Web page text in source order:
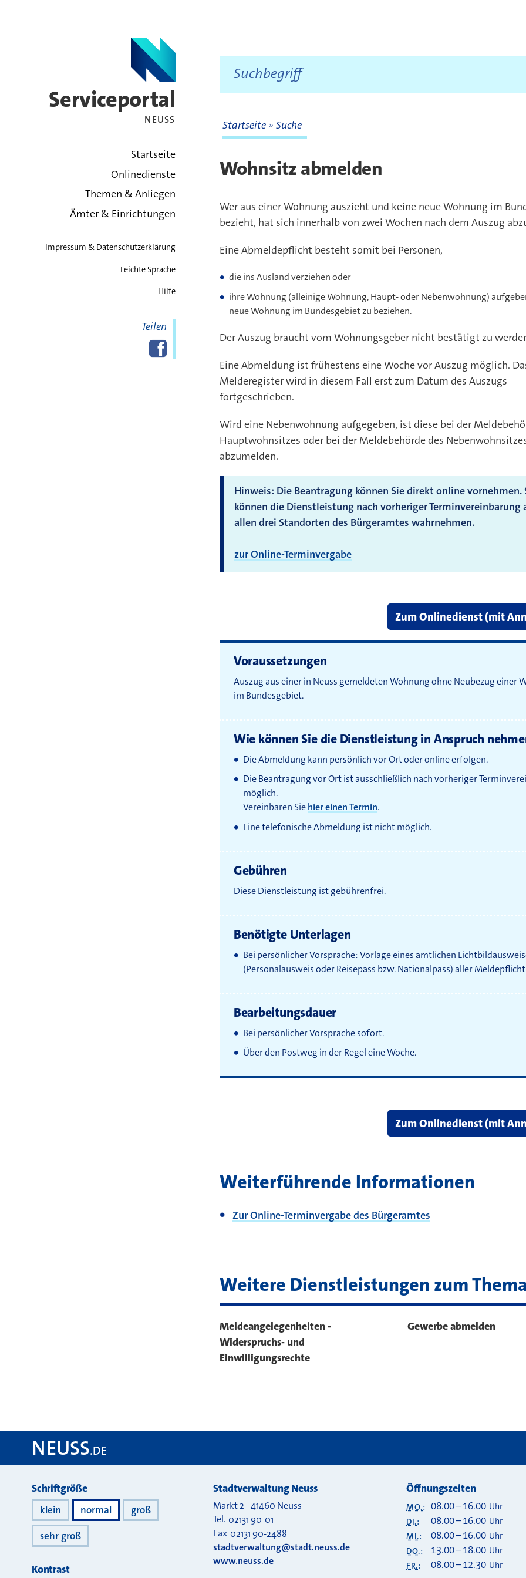
Serviceportal
NEUSS
zurück zur Startseite
Startseite
Onlinedienste
Themen & Anliegen
Ämter & Einrichtungen
Impressum & Datenschutzerklärung
Leichte Sprache
Hilfe
Teilen
Diese Seite bei
Facebook
teilen
Startseite Suche
Wohnsitz abmelden
Wer aus einer Wohnung auszieht und keine neue Wohnung im
bezieht, hat sich innerhalb von zwei Wochen nach dem Auszug
Eine Abmeldepflicht besteht somit bei Personen,
die ins Ausland verziehen oder
ihre Wohnung (alleinige Wohnung, Haupt- oder Nebenwohnung)
neue Wohnung im Bundesgebiet zu beziehen.
Der Auszug braucht vom Wohnungsgeber nicht bestätigt zu
Eine Abmeldung ist frühestens eine Woche vor Auszug möglich.
Melderegister wird in diesem Fall erst zum Datum des Auszugs
fortgeschrieben.
Wird eine Nebenwohnung aufgegeben, ist diese bei der
Hauptwohnsitzes oder bei der Meldebehörde des
abzumelden.
Hinweis: Die Beantragung können Sie direkt online vornehmen.
können die Dienstleistung nach vorheriger Terminvereinbarung
allen drei Standorten des Bürgeramtes wahrnehmen.
zur Online-Terminvergabe
Zum Onlinedienst (mit
Voraussetzungen
Auszug aus einer in Neuss gemeldeten Wohnung ohne Neubezug einer
im Bundesgebiet.
Wie können Sie die Dienstleistung in Anspruch
Die Abmeldung kann persönlich vor Ort oder online erfolgen.
Die Beantragung vor Ort ist ausschließlich nach vorheriger
möglich.
Vereinbaren Siehier einen Termin.
Eine telefonische Abmeldung ist nicht möglich.
Gebühren
Diese Dienstleistung ist gebührenfrei.
Benötigte Unterlagen
Bei persönlicher Vorsprache: Vorlage eines amtlichen
(Personalausweis oder Reisepass bzw. Nationalpass) aller
Bearbeitungsdauer
Bei persönlicher Vorsprache sofort.
Über den Postweg in der Regel eine Woche.
Zum Onlinedienst (mit
Weiterführende Informationen
Zur Online-Terminvergabe des Bürgeramtes
Weitere Dienstleistungen zum Thema
Meldeangelegenheiten -
Widerspruchs- und
Einwilligungsrechte
Gewerbe abmelden
NEUSS.DE
Darstellung
Schriftgröße
klein normal
groß
sehr groß
Kontrast
Stadtverwaltung Neuss
Markt 2-41460 Neuss
Tel. 02131 90-01
Fax 02131 90-2488
stadtverwaltung@stadt.neuss.de
www.neuss.de
Öffnungszeiten
MO.: 08.00–16.00 Uhr
DI.: 08.00–16.00 Uhr
MI.: 08.00–16.00 Uhr
DO.: 13.00–18.00 Uhr
FR.: 08.00–12.30 Uhr